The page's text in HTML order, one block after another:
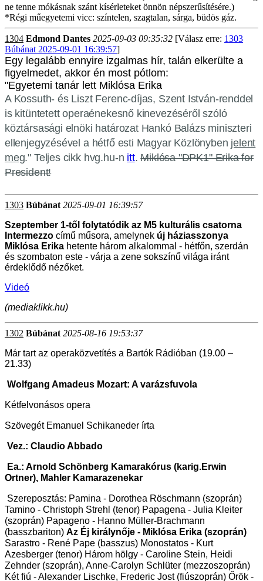
ne tenne mókásnak szánt kísérleteket önnön népszerűsítésére.)
*Régi műegyetemi vicc: színtelen, szagtalan, sárga, büdös gáz.
1304 Edmond Dantes 2025-09-03 09:35:32 [Válasz erre: 1303
Búbánat 2025-09-01 16:39:57]
Egy legalább ennyire izgalmas hír, talán elkerülte a
figyelmedet, akkor én most pótlom:
"Egyetemi tanár lett Miklósa Erika
A Kossuth- és Liszt Ferenc-díjas, Szent István-renddel
is kitüntetett operaénekesnő kinevezéséről szóló
köztársasági elnöki határozat Hankó Balázs miniszteri
ellenjegyzésével a hétfő esti Magyar Közlönyben jelent
meg." Teljes cikk hvg.hu-n itt.Miklósa "DPK1" Erika for
President!
1303 Búbánat 2025-09-01 16:39:57
Szeptember 1-től folytatódik az M5 kulturális csatorna
Intermezzo című műsora, amelynek új háziasszonya
Miklósa Erika hetente három alkalommal - hétfőn, szerdán
és szombaton este - várja a zene sokszínű világa iránt
érdeklődő nézőket.
Videó
(mediaklikk.hu)
1302 Búbánat 2025-08-16 19:53:37
Már tart az operaközvetítés a Bartók Rádióban (19.00 –
21.33)
Wolfgang Amadeus Mozart: A varázsfuvola
Kétfelvonásos opera
Szövegét Emanuel Schikaneder írta
Vez.: Claudio Abbado
Ea.: Arnold Schönberg Kamarakórus (karig.Erwin
Ortner), Mahler Kamarazenekar
Szereposztás: Pamina - Dorothea Röschmann (szoprán)
Tamino - Christoph Strehl (tenor) Papagena - Julia Kleiter
(szoprán) Papageno - Hanno Müller-Brachmann
(basszbariton) Az Éj királynője - Miklósa Erika (szoprán)
Sarastro - René Pape (basszus) Monostatos - Kurt
Azesberger (tenor) Három hölgy - Caroline Stein, Heidi
Zehnder (szoprán), Anne-Carolyn Schlüter (mezzoszoprán)
Két fiú - Alexander Lischke, Frederic Jost (fiúszoprán) Őrök -